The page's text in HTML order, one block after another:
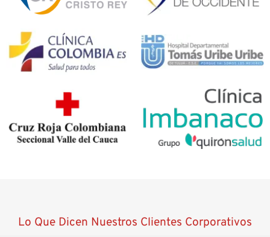
Lo Que Dicen Nuestros Clientes Corporativos